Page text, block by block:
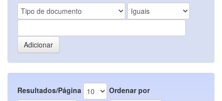
Resultados/Página
Ordenar por